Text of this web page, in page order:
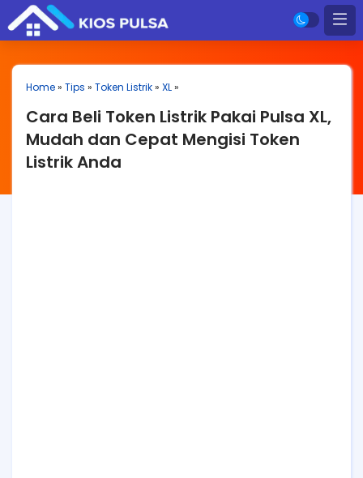
Home» Tips » Token Listrik» XL»
Cara Beli Token Listrik Pakai Pulsa XL,
Mudah dan Cepat Mengisi Token
Listrik Anda